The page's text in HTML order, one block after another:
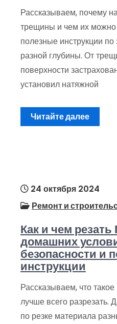
Рассказываем, почему
трещины и чем их можно
полезные инструкции
разной глубины. От
поверхности
установил натяжной
Читайте далее
24 октября 2024
Ремонт и
Как и чем
домашних
безопасности и
инструкции
Рассказываем, что
лучше всего разрезать.
по резке материала